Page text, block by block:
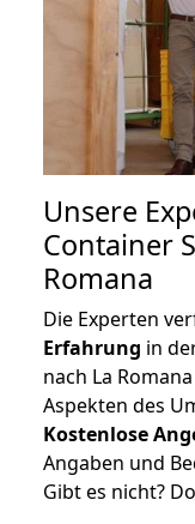
Unsere
Container
Romana
Die Experten
Erfahrung in
nach La
Aspekten des
Kostenlose
Angaben und
Gibt es nicht?